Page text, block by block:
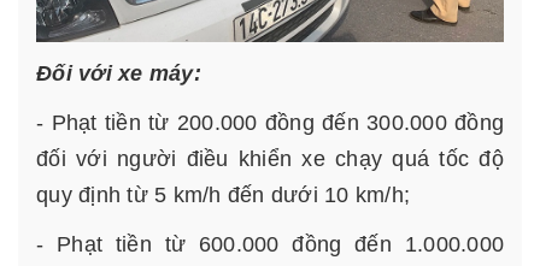
Đối với xe máy:
- Phạt tiền từ 200.000 đồng đến 300.000 đồng
đối với người điều khiển xe chạy quá tốc độ
quy định từ 5 km/h đến dưới 10 km/h;
- Phạt tiền từ 600.000 đồng đến 1.000.000